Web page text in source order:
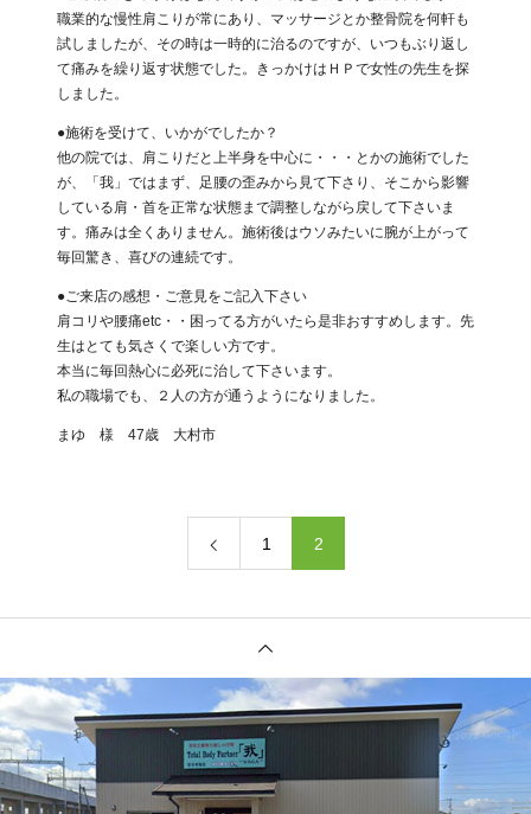
職業的な慢性肩こりが常にあり、マッサージとか整骨院を何軒も
試しましたが、その時は一時的に治るのですが、いつもぶり返し
て痛みを繰り返す状態でした。きっかけはＨＰで女性の先生を探
しました。
●施術を受けて、いかがでしたか？
他の院では、肩こりだと上半身を中心に・・・とかの施術でした
が、「我」ではまず、足腰の歪みから見て下さり、そこから影響
している肩・首を正常な状態まで調整しながら戻して下さいま
す。痛みは全くありません。施術後はウソみたいに腕が上がって
毎回驚き、喜びの連続です。
●ご来店の感想・ご意見をご記入下さい
肩コリや腰痛etc・・困ってる方がいたら是非おすすめします。先
生はとても気さくで楽しい方です。
本当に毎回熱心に必死に治して下さいます。
私の職場でも、２人の方が通うようになりました。
まゆ 様 47歳 大村市
1 2